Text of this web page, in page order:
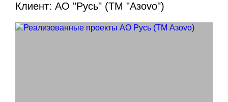
Клиент: АО "Русь" (ТМ "Азovo")